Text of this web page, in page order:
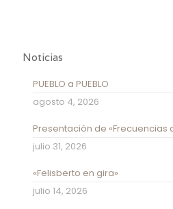
Noticias
PUEBLO a PUEBLO
agosto 4, 2026
Presentación de «Frecuencias
julio 31, 2026
«Felisberto en gira»
julio 14, 2026